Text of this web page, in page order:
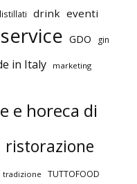
drink eventi
GDO gin
in Italy marketing
e horeca di
ristorazione
tradizione TUTTOFOOD